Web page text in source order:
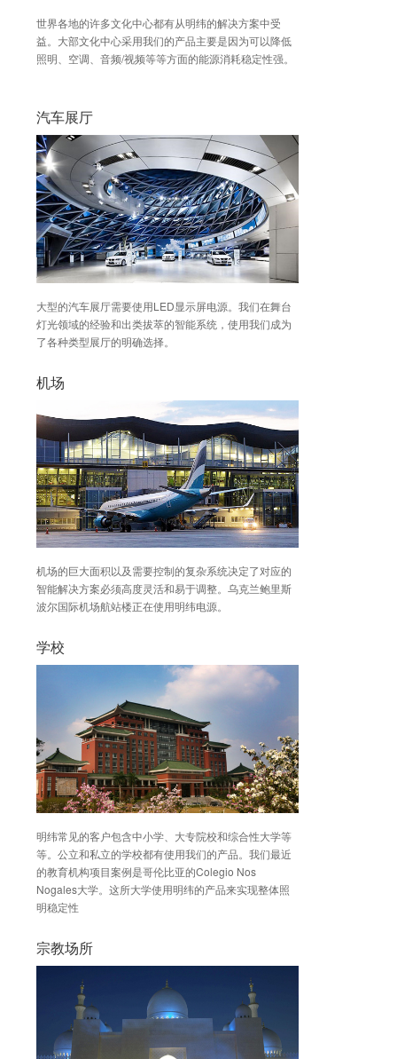
世界各地的许多文化中心都有从明纬的解决方案中受
益。大部文化中心采用我们的产品主要是因为可以降低
照明、空调、音频/视频等等方面的能源消耗稳定性强。
汽车展厅
大型的汽车展厅需要使用LED显示屏电源。我们在舞台
灯光领域的经验和出类拔萃的智能系统，使用我们成为
了各种类型展厅的明确选择。
机场
机场的巨大面积以及需要控制的复杂系统决定了对应的
智能解决方案必须高度灵活和易于调整。乌克兰鲍里斯
波尔国际机场航站楼正在使用明纬电源。
学校
明纬常见的客户包含中小学、大专院校和综合性大学等
等。公立和私立的学校都有使用我们的产品。我们最近
的教育机构项目案例是哥伦比亚的Colegio Nos
Nogales大学。这所大学使用明纬的产品来实现整体照
明稳定性
宗教场所